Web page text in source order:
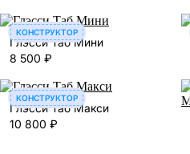
Глэсси Таб Мини
8 500 ₽
КОНСТРУКТОР
Глэсси Таб Макси
10 800 ₽
КОНСТРУКТОР